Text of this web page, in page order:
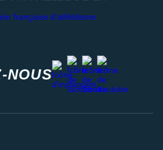
NOUS
instagram
facebook
stravayoutube